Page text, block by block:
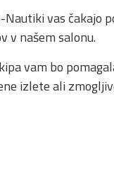
Nautiki vas čakajo
v našem salonu.
vam bo
izlete ali